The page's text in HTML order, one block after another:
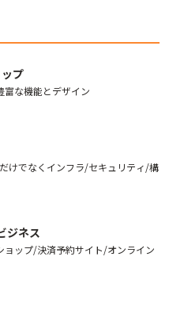
プ
富な機能とデザイン
けでなくインフラ/セキュリティ/構
ジネス
ョップ/決済予約サイト/オンライン